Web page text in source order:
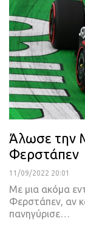
Άλωσε την
Φερστάπεν
11/09/2022 20:01
Με μια ακόμα
Φερστάπεν, αν
πανηγύρισε…